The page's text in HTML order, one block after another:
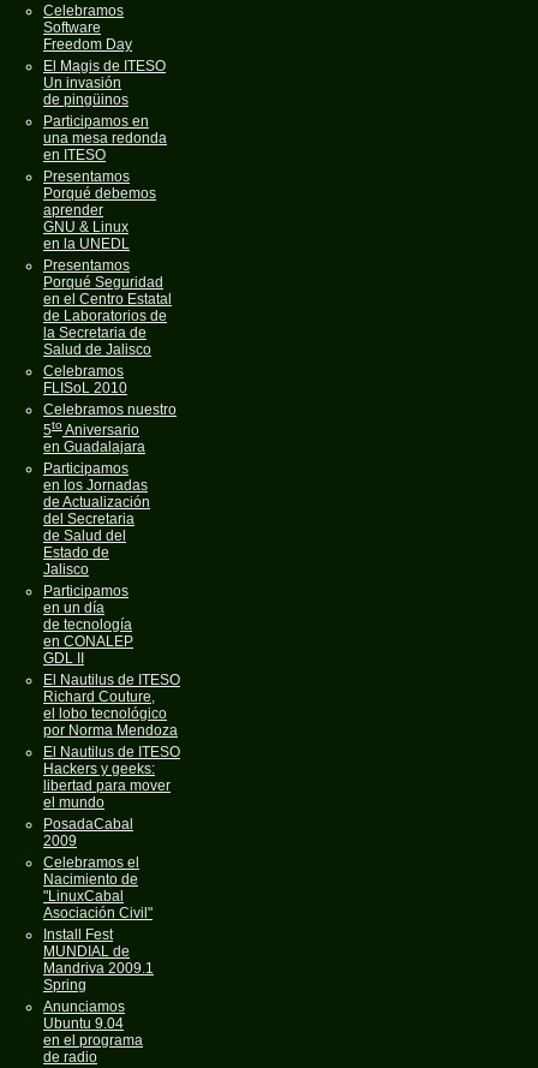
Celebramos
Software
Freedom Day
El Magis de ITESO
Un invasión
de pingüinos
Participamos en
una mesa redonda
en ITESO
Presentamos
Porqué debemos
aprender
GNU & Linux
en la UNEDL
Presentamos
Porqué Seguridad
en el Centro Estatal
de Laboratorios de
la Secretaria de
Salud de Jalisco
Celebramos
FLISoL 2010
Celebramos nuestro
5toAniversario
en Guadalajara
Participamos
en los Jornadas
de Actualización
del Secretaria
de Salud del
Estado de
Jalisco
Participamos
en un día
de tecnología
en CONALEP
GDL II
El Nautilus de ITESO
Richard Couture,
el lobo tecnológico
por Norma Mendoza
El Nautilus de ITESO
Hackers y geeks:
libertad para mover
el mundo
PosadaCabal
2009
Celebramos el
Nacimiento de
"LinuxCabal
Asociación Civil"
Install Fest
MUNDIAL de
Mandriva 2009.1
Spring
Anunciamos
Ubuntu 9.04
en el programa
de radio